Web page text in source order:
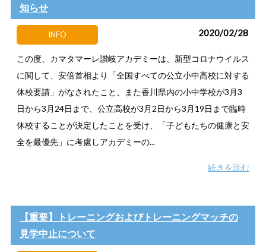
知らせ
INFO 2020/02/28
この度、カマタマーレ讃岐アカデミーは、新型コロナウイルス
に関して、安倍首相より「全国すべての公立小中高校に対する
休校要請」がなされたこと、また香川県内の小中学校が3月3
日から3月24日まで、公立高校が3月2日から3月19日まで臨時
休校することが決定したことを受け、「子どもたちの健康と安
全を最優先」に考慮しアカデミーの...
続きを読む
【重要】トレーニングおよびトレーニングマッチの
見学中止について